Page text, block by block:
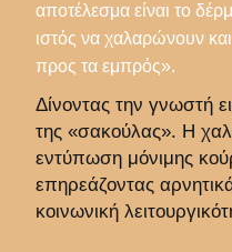
αποτέλεσμα είναι το
ιστός να χαλαρώνουν
προς τα εμπρός».
Δίνοντας την γνωστή
της «σακούλας». Η
εντύπωση μόνιμης
επηρεάζοντας
κοινωνική